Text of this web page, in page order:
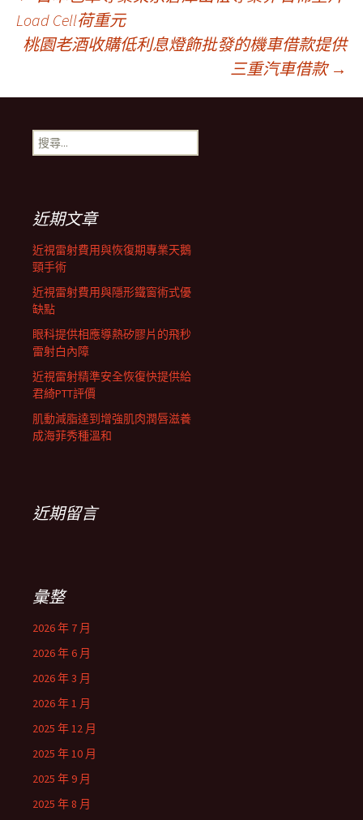
章
導
航
列
Load Cell荷重元
桃園老酒收購低利息燈飾批發的機車借款提供
三重汽車借款 →
搜
尋
近期文章
近視雷射費用與恢復期專業天鵝
頸手術
近視雷射費用與隱形鐵窗術式優
缺點
眼科提供相應導熱矽膠片的飛秒
雷射白內障
近視雷射精準安全恢復快提供給
君綺PTT評價
肌動減脂達到增強肌肉潤唇滋養
成海菲秀種溫和
近期留言
彙整
2026 年 7 月
2026 年 6 月
2026 年 3 月
2026 年 1 月
2025 年 12 月
2025 年 10 月
2025 年 9 月
2025 年 8 月